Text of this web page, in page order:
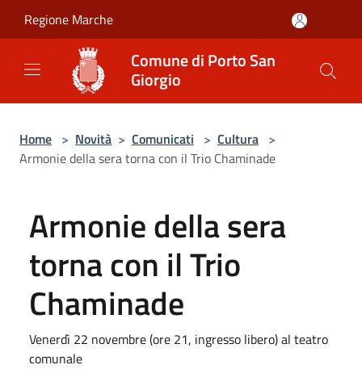
Regione Marche
Comune di Porto San
Giorgio
Home > Novità > Comunicati > Cultura >
Armonie della sera torna con il Trio Chaminade
Armonie della sera
torna con il Trio
Chaminade
Venerdì 22 novembre (ore 21, ingresso libero) al teatro
comunale